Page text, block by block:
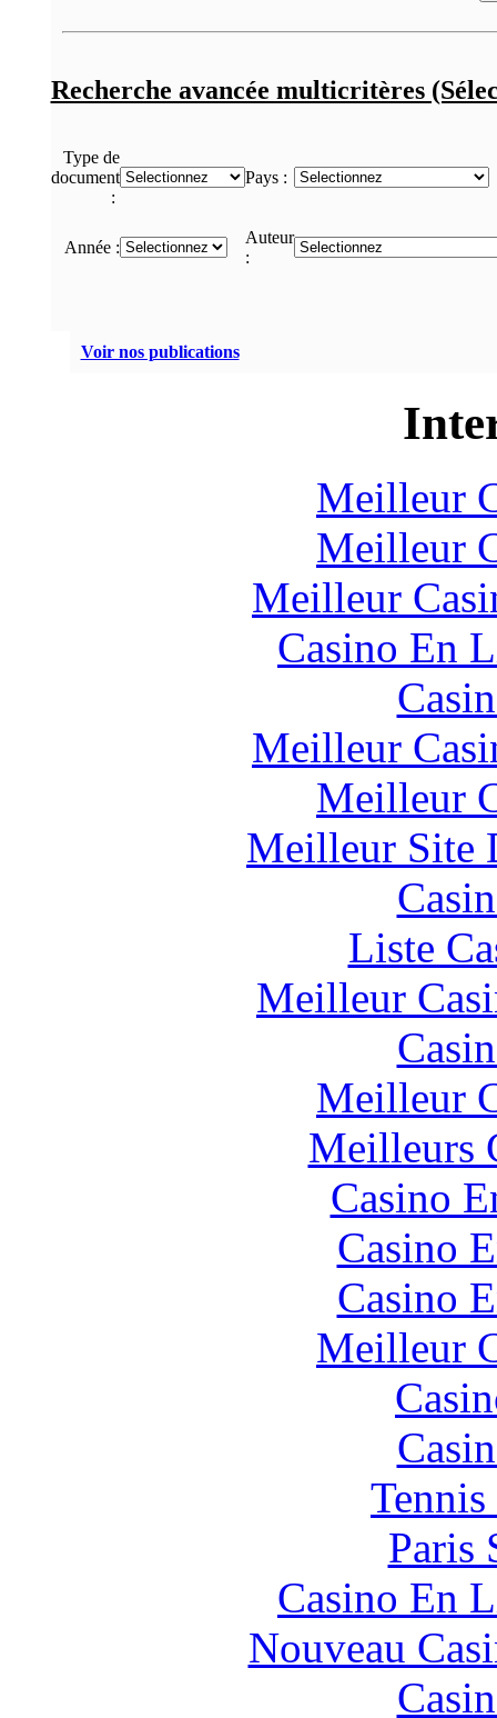
Recherche avancée multicritères
Type de
document
:
Pays :
Année :
Auteur
:
Voir nos publications
Meilleur
Meilleur
Meilleur
Casino En
Meilleur
Meilleur
Meilleur Site
Liste
Meilleur
Meilleur
Meilleurs
Casino
Casino
Casino
Meilleur
Paris
Casino En
Nouveau